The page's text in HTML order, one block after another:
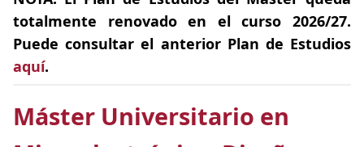
totalmente renovadoen el curso 2026/27.
Puede consultar el anterior Plan de Estudios
aquí.
Máster Universitario en